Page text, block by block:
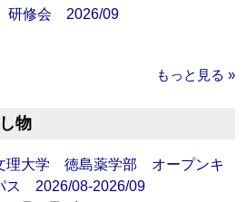
研修会 2026/09
もっと見る »
物
理大学 徳島薬学部 オープンキ
ス 2026/08-2026/09